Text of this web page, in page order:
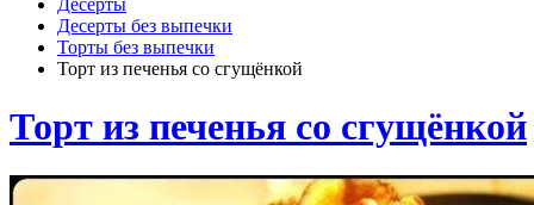
Десерты
Десерты без выпечки
Торты без выпечки
Торт из печенья со сгущёнкой
Торт из печенья со сгущёнкой